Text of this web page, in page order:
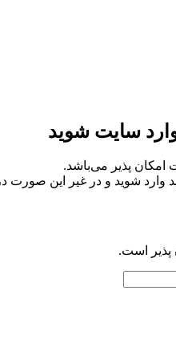
سایت شوید
امکان پذیر می‌باشد.
شوید و در غیر این صورت
پذیر است.